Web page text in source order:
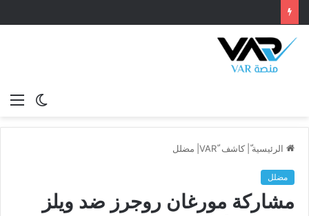
الوضع
الرئيسية كاشف VAR مضلل
مضلل
مشاركة مورغان روجرز ضد ويلز